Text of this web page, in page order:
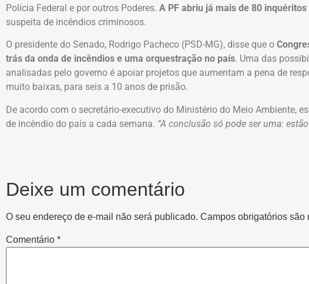
Polícia Federal e por outros Poderes. A PF abriu já mais de 80 inquéritos
suspeita de incêndios criminosos.
O presidente do Senado, Rodrigo Pacheco (PSD-MG), disse que o
trás da onda de incêndios e uma orquestração no país. Uma das
analisadas pelo governo é apoiar projetos que aumentam a pena de
muito baixas, para seis a 10 anos de prisão.
De acordo com o secretário-executivo do Ministério do Meio Ambiente,
de incêndio do país a cada semana. “A conclusão só pode ser uma:
Deixe um comentário
O seu endereço de e-mail não será publicado. Campos obrigatórios são
Comentário *